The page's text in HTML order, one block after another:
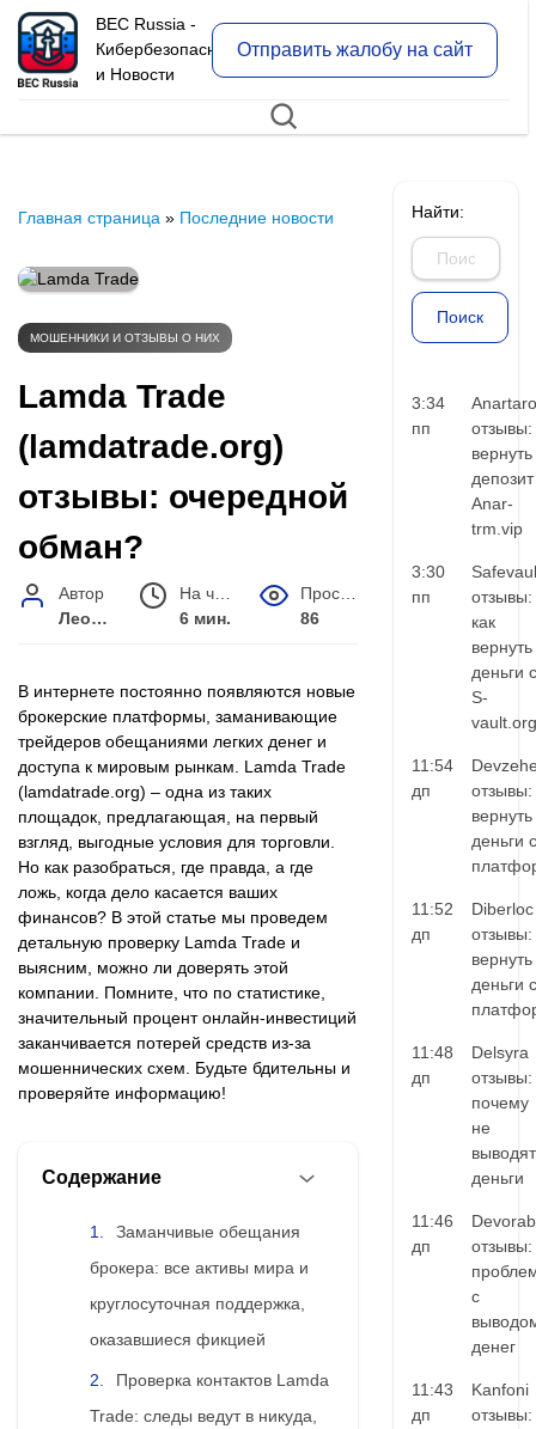
BEC Russia -
Кибербезопасность
и Новости
Отправить жалобу на сайт
Главная страница » Последние новости
МОШЕННИКИ И ОТЗЫВЫ О НИХ
Lamda Trade
(lamdatrade.org)
отзывы: очередной
обман?
Автор
Леонид Малышев
6 мин.
86
В интернете постоянно появляются новые
брокерские платформы, заманивающие
трейдеров обещаниями легких денег и
доступа к мировым рынкам. Lamda Trade
(lamdatrade.org) – одна из таких
площадок, предлагающая, на первый
взгляд, выгодные условия для торговли.
Но как разобраться, где правда, а где
ложь, когда дело касается ваших
финансов? В этой статье мы проведем
детальную проверку Lamda Trade и
выясним, можно ли доверять этой
компании. Помните, что по статистике,
значительный процент онлайн-инвестиций
заканчивается потерей средств из-за
мошеннических схем. Будьте бдительны и
проверяйте информацию!
Содержание
Заманчивые обещания
брокера: все активы мира и
круглосуточная поддержка,
оказавшиеся фикцией
Проверка контактов Lamda
Trade: следы ведут в никуда,
Найти:
3:34
пп
отзывы:
вернуть
Anar-
trm.vip
3:30
пп
отзывы:
как
вернуть
деньги с
S-
vault.org
11:54
дп
отзывы:
вернуть
деньги с
11:52
дп
Diberloc
отзывы:
вернуть
деньги с
11:48
дп
Delsyra
отзывы:
почему
не
выводят
деньги
11:46
дп
отзывы:
с
денег
11:43
дп
Kanfoni
отзывы: